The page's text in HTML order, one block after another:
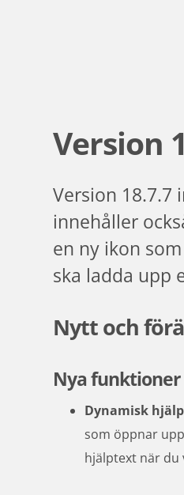
Version
Version
innehåller
en ny ikon
ska ladda upp
Nytt och
Nya funktioner
Dynamisk
som öppnar
hjälptext när du